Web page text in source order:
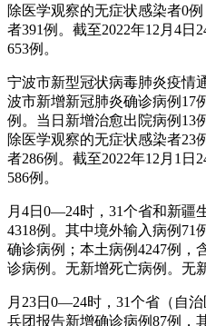
除医学观察的无症状感染者0
者391例。截至2022年12月4日
653例。
宁波市新型冠状病毒肺炎疫情
波市新增新冠肺炎确诊病例17
例。当日新增治愈出院病例13
除医学观察的无症状感染者23
者286例。截至2022年12月1日
586例。
月4日0—24时，31个省和新疆
4318例。其中境外输入病例71
确诊病例；本土病例4247例，
诊病例。无新增死亡病例。无
月23日0—24时，31个省（自
兵团报告新增确诊病例87例，